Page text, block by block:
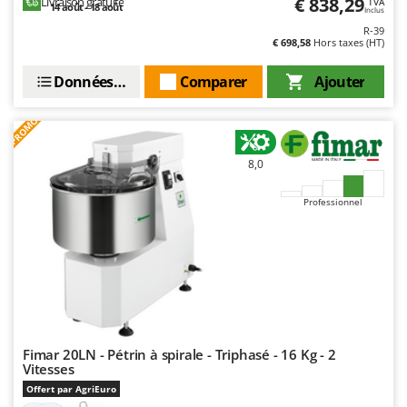
Troy-Bilt
Unger
V
Verdemax
Vesco
Volpi
Waldner
Wiper EcoRobot
Wolf Garten
Wortex
14 août - 18 août Inclus
R-39
€ 698,58 Hors taxes (HT)
Ajouter
Comparer
Données techniques
PROMO
8,0
Professionnel
Fimar 20LN - Pétrin à spirale - Triphasé - 16 Kg - 2
Vitesses
Offert par AgriEuro